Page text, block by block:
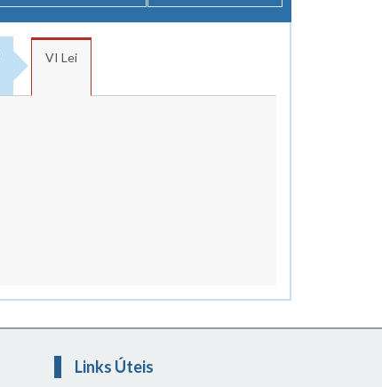
VI Lei
Links Úteis